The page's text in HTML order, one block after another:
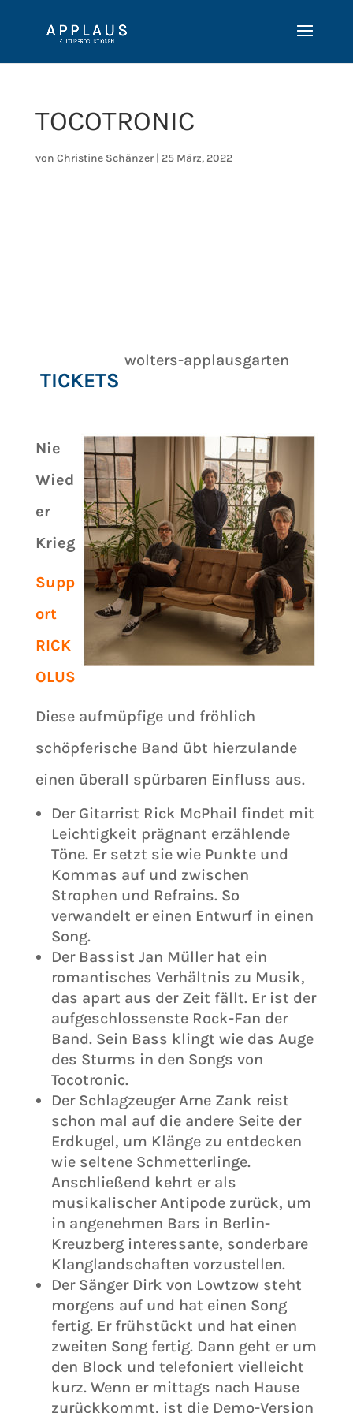
TOCOTRONIC
von Christine Schänzer| 25 März, 2022
TICKETS
wolters-applausgarten
Nie
Wied
er
Krieg
Supp
ort
RICK
OLUS
Diese aufmüpfige und fröhlich
schöpferische Band übt hierzulande
einen überall spürbaren Einfluss aus.
Der Gitarrist Rick McPhail findet mit
Leichtigkeit prägnant erzählende
Töne. Er setzt sie wie Punkte und
Kommas auf und zwischen
Strophen und Refrains. So
verwandelt er einen Entwurf in einen
Song.
Der Bassist Jan Müller hat ein
romantisches Verhältnis zu Musik,
das apart aus der Zeit fällt. Er ist der
aufgeschlossenste Rock-Fan der
Band. Sein Bass klingt wie das Auge
des Sturms in den Songs von
Tocotronic.
Der Schlagzeuger Arne Zank reist
schon mal auf die andere Seite der
Erdkugel, um Klänge zu entdecken
wie seltene Schmetterlinge.
Anschließend kehrt er als
musikalischer Antipode zurück, um
in angenehmen Bars in Berlin-
Kreuzberg interessante, sonderbare
Klanglandschaften vorzustellen.
Der Sänger Dirk von Lowtzow steht
morgens auf und hat einen Song
fertig. Er frühstückt und hat einen
zweiten Song fertig. Dann geht er um
den Block und telefoniert vielleicht
kurz. Wenn er mittags nach Hause
zurückkommt, ist die Demo-Version